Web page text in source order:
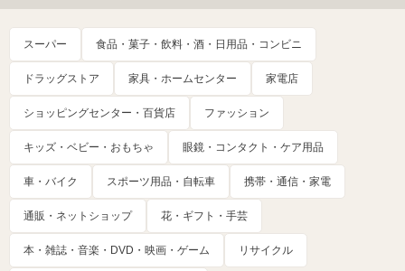
スーパー 食品・菓子・飲料・酒・日用品・コンビニ
ドラッグストア 家具・ホームセンター 家電店
ショッピングセンター・百貨店 ファッション
キッズ・ベビー・おもちゃ 眼鏡・コンタクト・ケア用品
車・バイク スポーツ用品・自転車 携帯・通信・家電
通販・ネットショップ 花・ギフト・手芸
本・雑誌・音楽・DVD・映画・ゲーム リサイクル